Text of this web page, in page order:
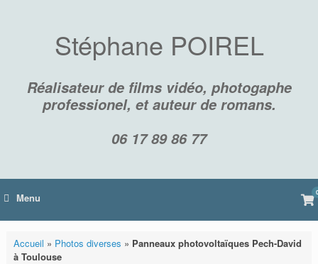
Stéphane POIREL
Réalisateur de films vidéo, photogaphe
professionel, et auteur de romans.
06 17 89 86 77
Menu 0
Accueil » Photos diverses » Panneaux photovoltaïques Pech-David
à Toulouse